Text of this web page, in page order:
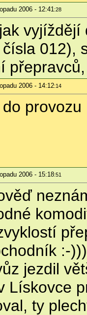
2006 - 12:41 :28
012),
2006 - 14:12:14
2006 - 15:18:51
:-)))
jezdil
Lískovce
ty